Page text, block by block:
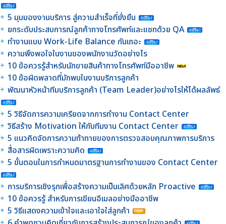
5 มุมมองงานบริการ สู่ความสำเร็จที่ยั่งยืน
ยกระดับประสบการณ์ลูกค้าทางโทรศัพท์และแชทด้วย QA
ทำงานแบบ Work-Life Balance กันเถอะ
ความพึงพอใจในงานของพนักงานวัดอย่างไร
10 ข้อควรรู้สำหรับนักขายสินค้าทางโทรศัพท์มืออาชีพ
10 ข้อผิดพลาดที่มักพบในงานบริการลูกค้า
พัฒนาหัวหน้าทีมบริการลูกค้า (Team Leader)อย่างไรให้ได้ผลลัพธ์
5 วิธีจัดการความเครียดจากการทำงาน Contact Center
วิธีสร้าง Motivation ให้กับทีมงาน Contact Center
5 แนวคิดจัดการความท้าทายของการตรวจสอบคุณภาพการบริการ
สื่อสารผิดเพราะความคิด
5 ขั้นตอนในการกำหนดมาตรฐานการทำงานของ Contact Center
การบริการเชิงรุกเพื่อสร้างความเป็นเลิศด้วยหลัก Proactive
10 ข้อควรรู้ สำหรับการเขียนอีเมลอย่างมืออาชีพ
5 วิธีแสดงความเข้าใจและเอาใจใส่ลูกค้า